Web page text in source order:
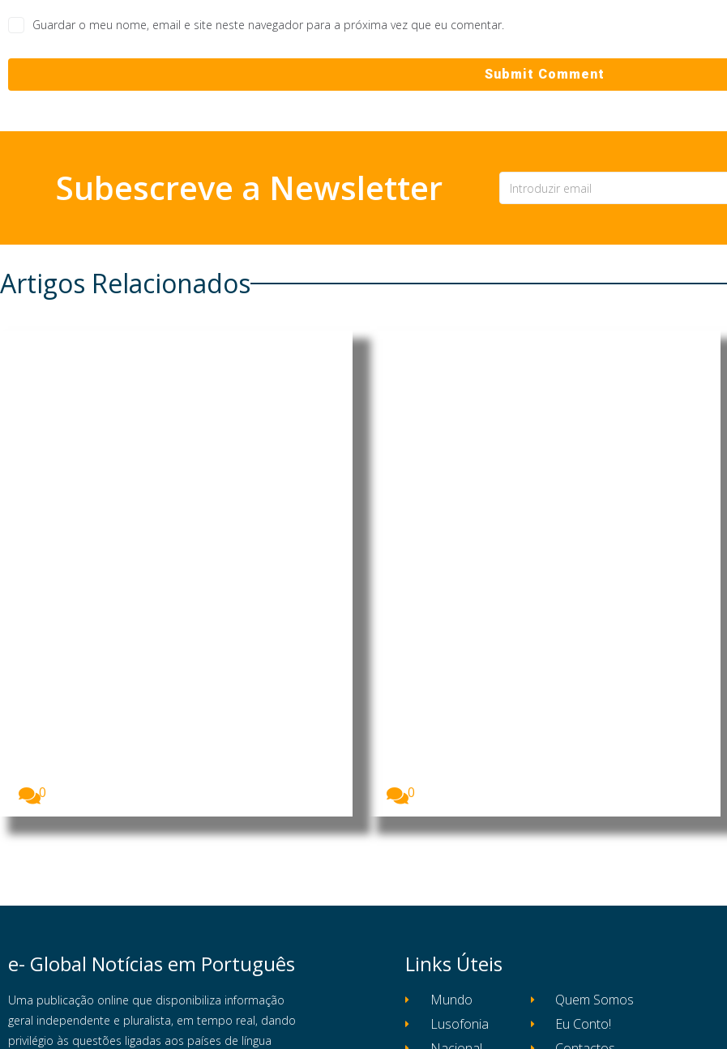
Guardar o meu nome, email e site neste navegador para a próxima vez que eu comentar.
Subescreve a Newsletter
Artigos Relacionados
0
0
e- Global Notícias em Português
Uma publicação online que disponibiliza informação
geral independente e pluralista, em tempo real, dando
privilégio às questões ligadas aos países de língua
Links Úteis
Mundo
Lusofonia
Quem Somos
Eu Conto!